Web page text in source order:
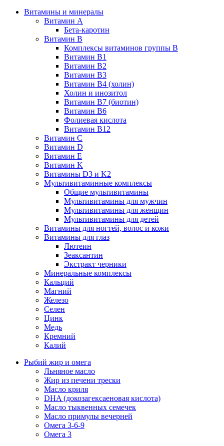
Витамины и минералы
Витамин A
Бета-каротин
Витамин B
Комплексы витаминов группы B
Витамин B1
Витамин B2
Витамин B3
Витамин B4 (холин)
Холин и инозитол
Витамин B7 (биотин)
Витамин B6
Фолиевая кислота
Витамин B12
Витамин C
Витамин D
Витамин E
Витамин K
Витамины D3 и K2
Мультивитаминные комплексы
Общие мультивитамины
Мультивитамины для мужчин
Мультивитамины для женщин
Мультивитамины для детей
Витамины для ногтей, волос и кожи
Витамины для глаз
Лютеин
Зеаксантин
Экстракт черники
Минеральные комплексы
Кальций
Магний
Железо
Селен
Цинк
Медь
Кремний
Калий
Рыбий жир и омега
Льняное масло
Жир из печени трески
Масло криля
DHA (докозагексаеновая кислота)
Масло тыквенных семечек
Масло примулы вечерней
Омега 3-6-9
Омега 3